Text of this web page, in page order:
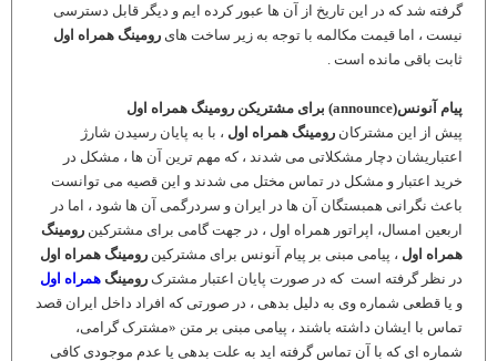
گرفته شد که در این تاریخ از آن ها عبور کرده ایم و دیگر قابل دسترسی
نیست ، اما قیمت مکالمه با توجه به زیر ساخت های رومینگ همراه اول
ثابت باقی مانده است .
پیام آنونس(announce
) برای مشتریکن رومینگ همراه اول
پیش از این مشترکان رومینگ همراه اول ، با به پایان رسیدن شارژ
اعتباریشان دچار مشکلاتی می شدند ، که مهم ترین آن ها ، مشکل در
خرید اعتبار و مشکل در تماس مختل می شدند و این قصیه می توانست
باعث نگرانی همبستگان آن ها در ایران و سردرگمی آن ها شود ، اما در
اربعین امسال، اپراتور همراه اول ، در جهت گامی برای مشترکین رومینگ
همراه اول ، پیامی مبنی بر پیام آنونس برای مشترکین رومینگ همراه اول
در نظر گرفته است که در صورت پایان اعتبار مشترک رومینگ همراه اول
و یا قطعی شماره وی به دلیل بدهی ، در صورتی که افراد داخل ایران قصد
تماس با ایشان داشته باشند ، پیامی مبنی بر متن «مشترک گرامی،
شماره ای که با آن تماس گرفته اید به علت بدهی یا عدم موجودی کافی